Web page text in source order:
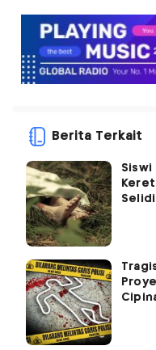
Berita Terkait
Siswi